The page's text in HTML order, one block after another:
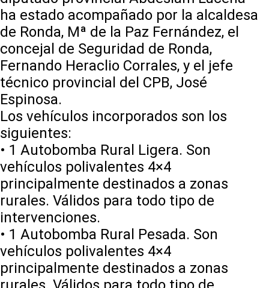
ha estado acompañado por la alcaldesa
de Ronda, Mª de la Paz Fernández, el
concejal de Seguridad de Ronda,
Fernando Heraclio Corrales, y el jefe
técnico provincial del CPB, José
Espinosa.
Los vehículos incorporados son los
siguientes:
• 1 Autobomba Rural Ligera. Son
vehículos polivalentes 4×4
principalmente destinados a zonas
rurales. Válidos para todo tipo de
intervenciones.
• 1 Autobomba Rural Pesada. Son
vehículos polivalentes 4×4
principalmente destinados a zonas